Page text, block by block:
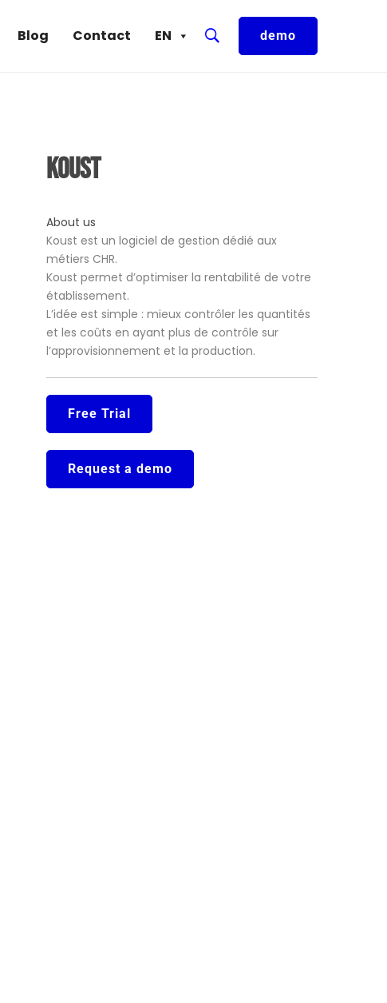
EN
Contact
Blog demo
Koust
About us
Koust est un logiciel de gestion dédié aux
métiers CHR.
Koust permet d’optimiser la rentabilité de votre
établissement.
L’idée est simple : mieux contrôler les quantités
et les coûts en ayant plus de contrôle sur
l’approvisionnement et la production.
Free Trial
Request a demo